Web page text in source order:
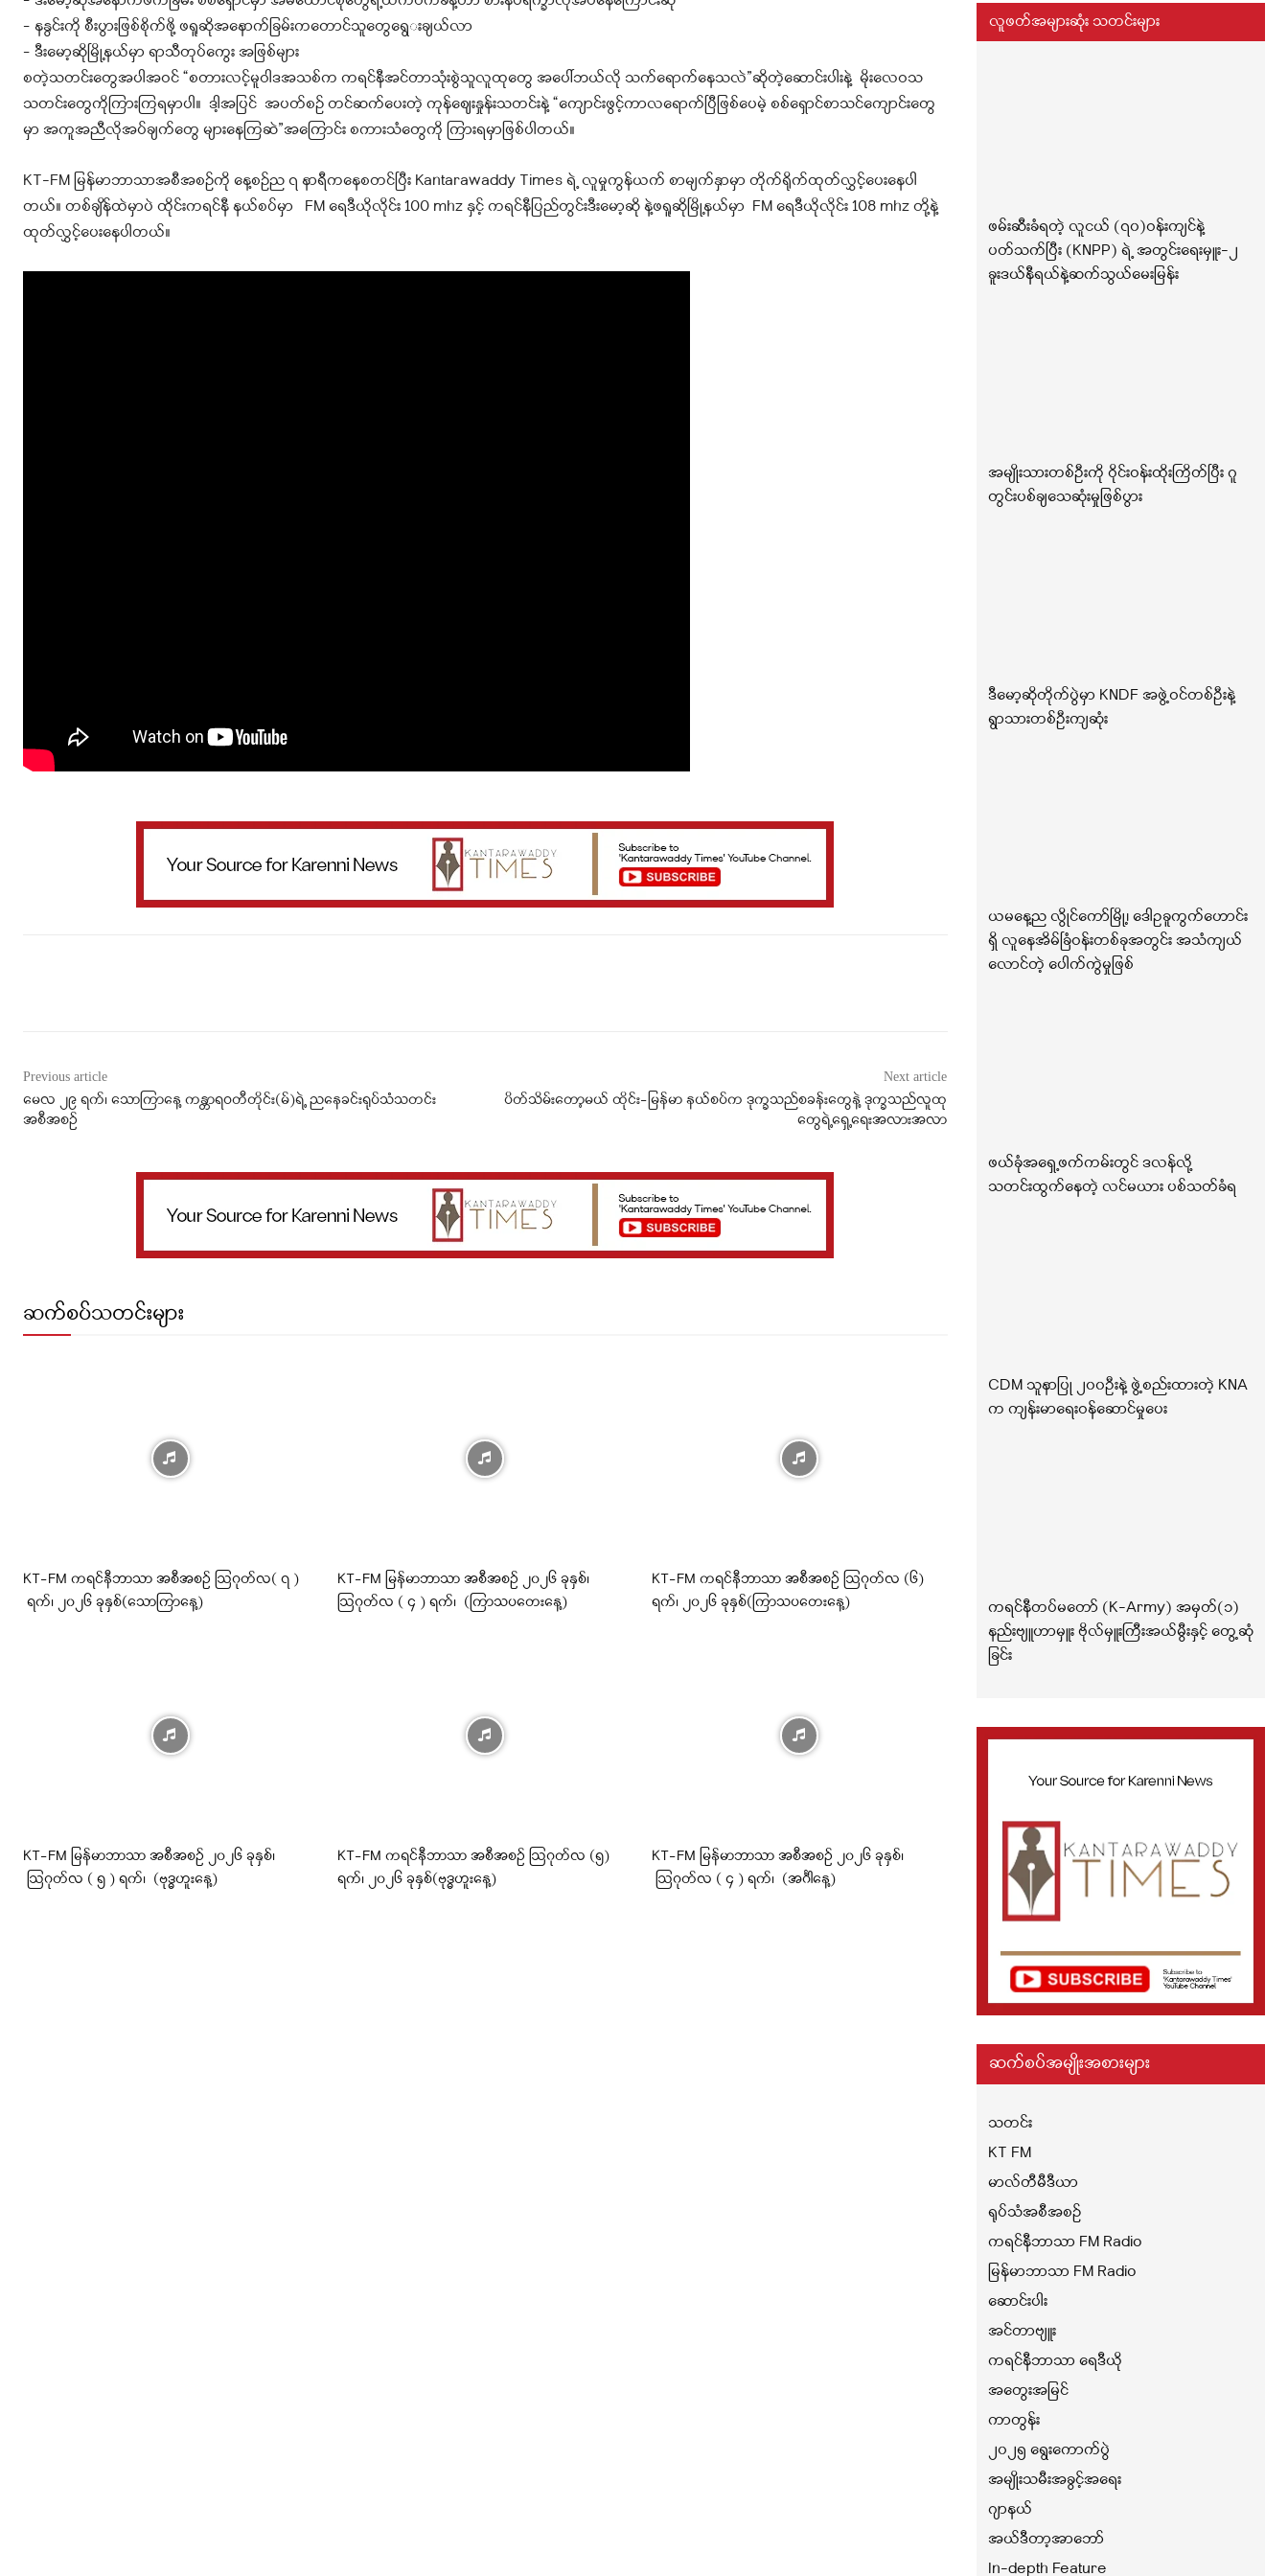
– နနွင်းကို စီးပွားဖြစ်စိုက်ဖို့ ဖရူဆိုအနောက်ခြမ်းကတောင်သူတွေရွေးချယ်လာ
– ဒီးမော့ဆိုမြို့နယ်မှာ ရာသီတုပ်ကွေး အဖြစ်များ
စတဲ့သတင်းတွေအပါအဝင် “စတားလင့်မူဝါဒအသစ်က ကရင်နီအင်တာသုံးစွဲသူလူထုတွေ အပေါ်ဘယ်လို သက်ရောက်နေသလဲ”ဆိုတဲ့ဆောင်းပါးနဲ့ မိုးလေဝသ
သတင်းတွေကိုကြားကြရမှာပါ။ ဒါ့အပြင် အပတ်စဉ် တင်ဆက်ပေးတဲ့ ကုန်ဈေးနှုန်းသတင်းနဲ့ “ကျောင်းဖွင့်ကာလရောက်ပြီဖြစ်ပေမဲ့ စစ်ရှောင်စာသင်ကျောင်းတွေ
မှာ အကူအညီလိုအပ်ချက်တွေ များနေကြဆဲ”အကြောင်း စကားသံတွေကို ကြားရမှာဖြစ်ပါတယ်။
KT-FM မြန်မာဘာသာအစီအစဉ်ကို နေ့စဉ်ည ၇ နာရီကနေစတင်ပြီး Kantarawaddy Times ရဲ့ လူမှုကွန်ယက် စာမျက်နှာမှာ တိုက်ရိုက်ထုတ်လွှင့်ပေးနေပါ
တယ်။ တစ်ချိန်ထဲမှာပဲ ထိုင်းကရင်နီ နယ်စပ်မှာ FM ရေဒီယိုလိုင်း 100 mhz နှင့် ကရင်နီပြည်တွင်းဒီးမော့ဆို နဲ့ဖရူဆိုမြို့နယ်မှာ FM ရေဒီယိုလိုင်း 108 mhz တို့နဲ့
ထုတ်လွှင့်ပေးနေပါတယ်။
Previous article
မေလ ၂၉ ရက်၊ သောကြာနေ့ ကန္တာရဝတီတိုင်း(မ်)ရဲ့ ညနေခင်းရုပ်သံသတင်း
အစီအစဉ်
Next article
ပိတ်သိမ်းတော့မယ် ထိုင်း-မြန်မာ နယ်စပ်က ဒုက္ခသည်စခန်းတွေနဲ့ ဒုက္ခသည်လူထု
တွေရဲ့ရှေ့ရေးအလားအလာ
ဆက်စပ်သတင်းများ
KT-FM ကရင်နီဘာသာ အစီအစဉ် ဩဂုတ်လ( ၇ )
ရက်၊ ၂၀၂၆ ခုနှစ်(သောကြာနေ့)
KT-FM မြန်မာဘာသာ အစီအစဉ် ၂၀၂၆ ခုနှစ်၊
ဩဂုတ်လ ( ၄ ) ရက်၊ (ကြာသပတေးနေ့)
KT-FM ကရင်နီဘာသာ အစီအစဉ် ဩဂုတ်လ (၆)
ရက်၊ ၂၀၂၆ ခုနှစ်(ကြာသပတေးနေ့)
KT-FM မြန်မာဘာသာ အစီအစဉ် ၂၀၂၆ ခုနှစ်၊
ဩဂုတ်လ ( ၅ ) ရက်၊ (ဗုဒ္ဓဟူးနေ့)
KT-FM ကရင်နီဘာသာ အစီအစဉ် ဩဂုတ်လ (၅)
ရက်၊ ၂၀၂၆ ခုနှစ်(ဗုဒ္ဓဟူးနေ့)
KT-FM မြန်မာဘာသာ အစီအစဉ် ၂၀၂၆ ခုနှစ်၊
ဩဂုတ်လ ( ၄ ) ရက်၊ (အင်္ဂါနေ့)
လူဖတ်အများဆုံး သတင်းများ
ဖမ်းဆီးခံရတဲ့ လူငယ် (၇၀)ဝန်းကျင်နဲ့
ပတ်သက်ပြီး (KNPP) ရဲ့ အတွင်းရေးမှူး-၂
ခူးဒယ်နီရယ်နဲ့ဆက်သွယ်မေးမြန်း
အမျိုးသားတစ်ဦးကို ဝိုင်းဝန်းထိုးကြိတ်ပြီး ဂူ
တွင်းပစ်ချသေဆုံးမှုဖြစ်ပွား
ဒီမော့ဆိုတိုက်ပွဲမှာ KNDF အဖွဲ့ဝင်တစ်ဦးနဲ့
ရွာသားတစ်ဦးကျဆုံး
ယမနေ့ည လွိုင်ကော်မြို့၊ ဒေါဥခူကွက်ဟောင်း
ရှိ လူနေအိမ်ခြံဝန်းတစ်ခုအတွင်း အသံကျယ်
လောင်တဲ့ ပေါက်ကွဲမှုဖြစ်
ဖယ်ခုံအရှေ့ဖက်ကမ်းတွင် ဒလန်လို့
သတင်းထွက်နေတဲ့ လင်မယား ပစ်သတ်ခံရ
CDM သူနာပြု ၂၀၀ဦးနဲ့ ဖွဲ့စည်းထားတဲ့ KNA
က ကျန်းမာရေးဝန်ဆောင်မှုပေး
ကရင်နီတပ်မတော် (K-Army) အမှတ်(၁)
နည်းဗျူဟာမှူး ဗိုလ်မှူးကြီးအယ်မွီးနှင့် တွေ့ဆုံ
ခြင်း
ဆက်စပ်အမျိုးအစားများ
သတင်း
KT FM
မာလ်တီမီဒီယာ
ရုပ်သံအစီအစဉ်
ကရင်နီဘာသာ FM Radio
မြန်မာဘာသာ FM Radio
ဆောင်းပါး
အင်တာဗျူး
ကရင်နီဘာသာ ရေဒီယို
အတွေးအမြင်
ကာတွန်း
၂၀၂၅ ရွေးကောက်ပွဲ
အမျိုးသမီးအခွင့်အရေး
ဂျာနယ်
အယ်ဒီတာ့အာဘော်
In-depth Feature